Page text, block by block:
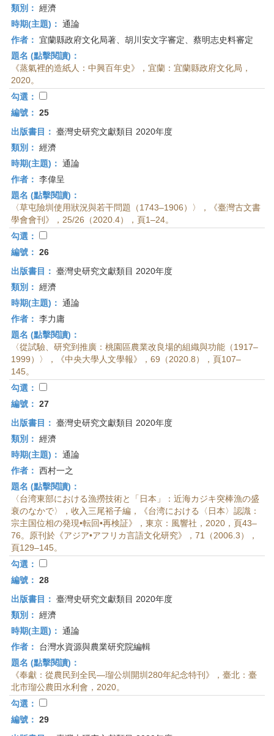
類別： 經濟
時期(主題)： 通論
作者： 宜蘭縣政府文化局著、胡川安文字審定、蔡明志史料審定
題名 (點擊閱讀)：
《蒸氣裡的造紙人：中興百年史》，宜蘭：宜蘭縣政府文化局，
2020。
勾選：
編號： 25
出版書目： 臺灣史研究文獻類目 2020年度
類別： 經濟
時期(主題)： 通論
作者： 李偉呈
題名 (點擊閱讀)：
〈草屯險圳使用狀況與若干問題（1743–1906）〉，《臺灣古文書
學會會刊》，25/26（2020.4），頁1–24。
勾選：
編號： 26
出版書目： 臺灣史研究文獻類目 2020年度
類別： 經濟
時期(主題)： 通論
作者： 李力庸
題名 (點擊閱讀)：
〈從試驗、研究到推廣：桃園區農業改良場的組織與功能（1917–
1999）〉，《中央大學人文學報》，69（2020.8），頁107–
145。
勾選：
編號： 27
出版書目： 臺灣史研究文獻類目 2020年度
類別： 經濟
時期(主題)： 通論
作者： 西村一之
題名 (點擊閱讀)：
〈台湾東部における漁撈技術と「日本」：近海カジキ突棒漁の盛
衰のなかで〉，收入三尾裕子編，《台湾における〈日本〉認識：
宗主国位相の発現•転回•再検証》，東京：風響社，2020，頁43–
76。原刊於《アジア•アフリカ言語文化研究》，71（2006.3），
頁129–145。
勾選：
編號： 28
出版書目： 臺灣史研究文獻類目 2020年度
類別： 經濟
時期(主題)： 通論
作者：
台灣水資源與農業研究院編輯
題名 (點擊閱讀)：
《奉獻：從農民到全民—瑠公圳開圳280年紀念特刊》，臺北：臺
北市瑠公農田水利會，2020。
勾選：
編號： 29